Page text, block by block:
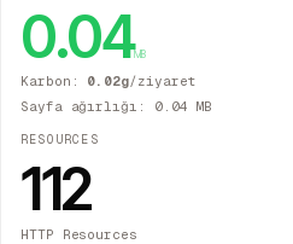
0.04MB
Karbon: 0.02g/ziyaret
Sayfa ağırlığı: 0.04 MB
RESOURCES
112
HTTP Resources